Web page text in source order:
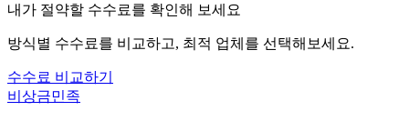
내가 절약할 수수료를 확인해 보세요
방식별 수수료를 비교하고, 최적 업체를 선택해보세요.
수수료 비교하기
비상금민족